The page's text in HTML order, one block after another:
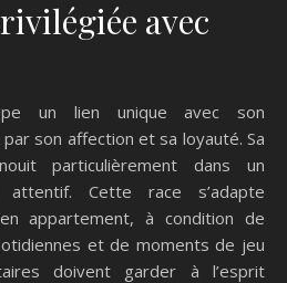
avec
un lien unique avec son
son affection et sa loyauté. Sa
particulièrement dans un
attentif. Cette race s’adapte
appartement, à condition de
et de moments de jeu
doivent garder à l’esprit